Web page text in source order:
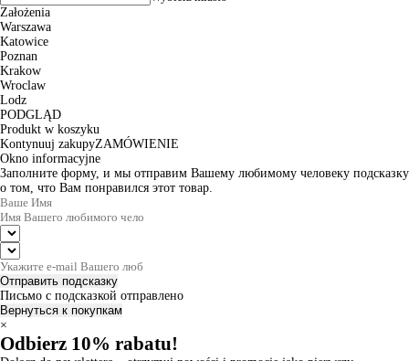
Założenia
Warszawa
Katowice
Poznan
Krakow
Wroclaw
Lodz
PODGLĄD
Produkt w koszyku
Kontynuuj zakupyZAMÓWIENIE
Okno informacyjne
Заполните форму, и мы отправим Вашему любимому человеку подсказку
о том, что Вам понравился этот товар.
Отправить подсказку
Письмо с подсказкой отправлено
Вернуться к покупкам
×
Odbierz 10% rabatu!